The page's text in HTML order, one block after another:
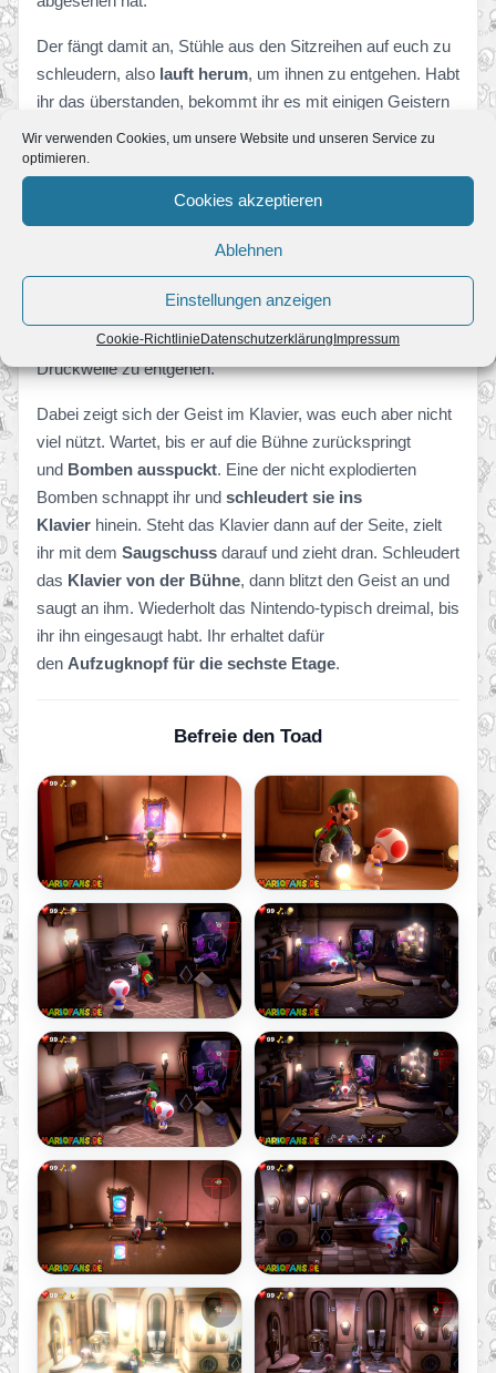
Wir verwenden Cookies, um unsere Website und unseren Service zu
optimieren.
Cookies akzeptieren
Ablehnen
Einstellungen anzeigen
Cookie-RichtlinieDatenschutzerklärungImpressum
Der fängt damit an, Stühle aus den Sitzreihen auf euch zu
schleudern, also lauft herum, um ihnen zu entgehen. Habt
ihr das überstanden, bekommt ihr es mit einigen Geistern
zu tun. Nutzt den
Druckstrampler
, um ihre Brillen
wegzuschleudern, dann blitzt sie an und saugt sie ein.
Nun bekommt ihr es mit dem Pianistengeist
Torstenzu tun, der sich im Klavier verbirgt und mit
diesem auf euch los geht. Achtet auf seine Attacken, die
beim vierten Versuch hart auf dem Boden aufschlägt,
solltet ihr perDruckstramplerspringen, um der
Druckwelle zu entgehen.
Dabei zeigt sich der Geist im Klavier, was euch aber nicht
viel nützt. Wartet, bis er auf die Bühne zurückspringt
und Bomben ausspuckt. Eine der nicht explodierten
Bomben schnappt ihr und schleudert sie ins
Klavier hinein. Steht das Klavier dann auf der Seite, zielt
ihr mit dem Saugschuss darauf und zieht dran. Schleudert
das Klavier von der Bühne, dann blitzt den Geist an und
saugt an ihm. Wiederholt das Nintendo-typisch dreimal, bis
ihr ihn eingesaugt habt. Ihr erhaltet dafür
den Aufzugknopf für die sechste Etage.
Befreie den Toad